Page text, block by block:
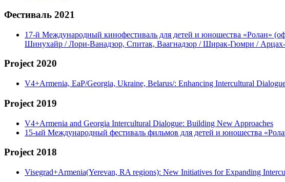
Фестиваль 2021
17-й Международный кинофестиваль для детей и юношества «Ролан»
Шинухайр / Лори-Ванадзор, Спитак, Ваагнадзор / Ширак-Гюмри / Арцах-
Project 2020
V4+Armenia, EaP/Georgia, Ukraine, Belarus/: Enhancing Intercultural
Project 2019
V4+Armenia and Georgia Intercultural Dialogue: Building New Approaches
15-ый Международный фестиваль фильмов для детей и юношества
Project 2018
Visegrad+Armenia(Yerevan, RA regions): New Initiatives for Expanding